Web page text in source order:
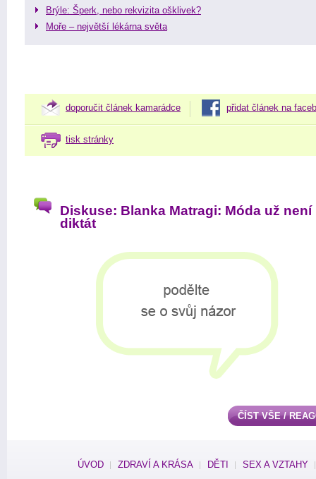
Brýle: Šperk, nebo rekvizita ošklivek?
Moře – největší lékárna světa
doporučit článek kamarádce přidat článek na
tisk stránky
Diskuse: Blanka Matragi: Móda už není
diktát
ČÍST VŠE /
ÚVOD ZDRAVÍ A KRÁSA DĚTI SEX A VZTAHY